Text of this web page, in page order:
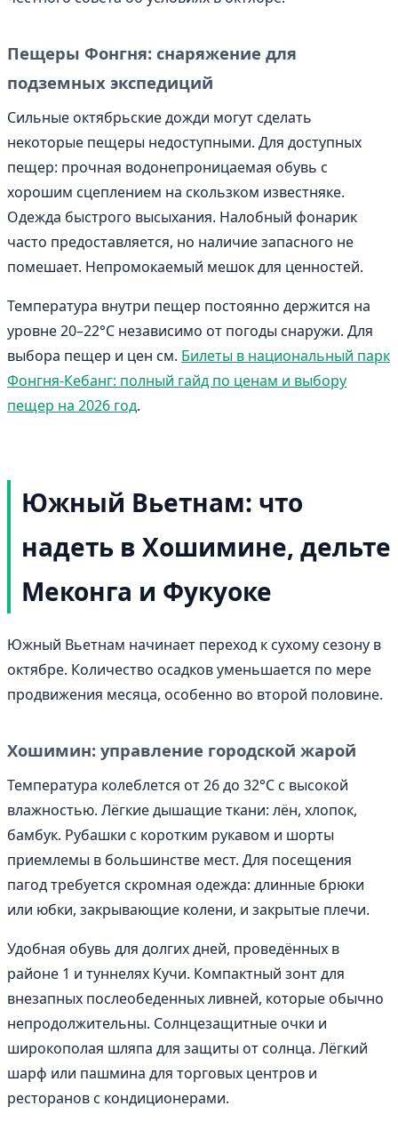
Пещеры Фонгня: снаряжение для
подземных экспедиций
Сильные октябрьские дожди могут сделать
некоторые пещеры недоступными. Для доступных
пещер: прочная водонепроницаемая обувь с
хорошим сцеплением на скользком известняке.
Одежда быстрого высыхания. Налобный фонарик
часто предоставляется, но наличие запасного не
помешает. Непромокаемый мешок для ценностей.
Температура внутри пещер постоянно держится на
уровне 20–22°C независимо от погоды снаружи. Для
выбора пещер и цен см. Билеты в национальный парк
Фонгня-Кебанг: полный гайд по ценам и выбору
пещер на 2026 год.
Южный Вьетнам: что
надеть в Хошимине, дельте
Меконга и Фукуоке
Южный Вьетнам начинает переход к сухому сезону в
октябре. Количество осадков уменьшается по мере
продвижения месяца, особенно во второй половине.
Хошимин: управление городской жарой
Температура колеблется от 26 до 32°C с высокой
влажностью. Лёгкие дышащие ткани: лён, хлопок,
бамбук. Рубашки с коротким рукавом и шорты
приемлемы в большинстве мест. Для посещения
пагод требуется скромная одежда: длинные брюки
или юбки, закрывающие колени, и закрытые плечи.
Удобная обувь для долгих дней, проведённых в
районе 1 и туннелях Кучи. Компактный зонт для
внезапных послеобеденных ливней, которые обычно
непродолжительны. Солнцезащитные очки и
широкополая шляпа для защиты от солнца. Лёгкий
шарф или пашмина для торговых центров и
ресторанов с кондиционерами.